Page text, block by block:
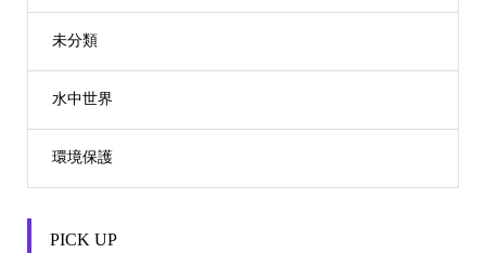
未分類
水中世界
環境保護
PICK UP